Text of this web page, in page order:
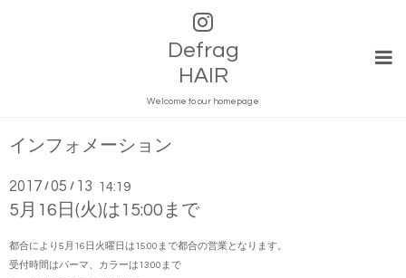
Defrag
HAIR
Welcome to our homepage
インフォメーション
2017 /05 / 13 14:19
5月16日(火)は15:00まで
都合により5月16日火曜日は15:00まで都合の営業となります。
受付時間はパーマ、カラーは13:00まで